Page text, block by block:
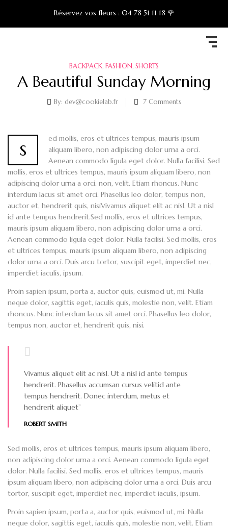
Réservez vos fleurs : 04 78 51 11 18 🌹
BACKPACK, FASHION, SHORTS
A Beautiful Sunday Morning
By: dev@cookielab.fr 7 Comments
s
ed mollis, eros et ultrices tempus, mauris ipsum
aliquam libero, non adipiscing dolor urna a orci.
Aenean commodo ligula eget dolor. Nulla facilisi. Sed
mollis, eros et ultrices tempus, mauris ipsum aliquam libero, non
adipiscing dolor urna a orci. non, velit. Etiam rhoncus. Nunc
interdum lacus sit amet orci. Phasellus leo dolor, tempus non,
auctor et, hendrerit quis, nisiVivamus aliquet elit ac nisl. Ut a nisl
id ante tempus hendrerit.Sed mollis, eros et ultrices tempus,
mauris ipsum aliquam libero, non adipiscing dolor urna a orci.
Aenean commodo ligula eget dolor. Nulla facilisi. Sed mollis, eros
et ultrices tempus, mauris ipsum aliquam libero, non adipiscing
dolor urna a orci. Duis arcu tortor, suscipit eget, imperdiet nec,
imperdiet iaculis, ipsum.
Proin sapien ipsum, porta a, auctor quis, euismod ut, mi. Nulla
neque dolor, sagittis eget, iaculis quis, molestie non, velit. Etiam
rhoncus. Nunc interdum lacus sit amet orci. Phasellus leo dolor,
tempus non, auctor et, hendrerit quis, nisi.
Vivamus aliquet elit ac nisl. Ut a nisl id ante tempus
hendrerit. Phasellus accumsan cursus velitid ante
tempus hendrerit. Donec interdum, metus et
hendrerit aliquet”
ROBERT SMITH
Sed mollis, eros et ultrices tempus, mauris ipsum aliquam libero,
non adipiscing dolor urna a orci. Aenean commodo ligula eget
dolor. Nulla facilisi. Sed mollis, eros et ultrices tempus, mauris
ipsum aliquam libero, non adipiscing dolor urna a orci. Duis arcu
tortor, suscipit eget, imperdiet nec, imperdiet iaculis, ipsum.
Proin sapien ipsum, porta a, auctor quis, euismod ut, mi. Nulla
neque dolor, sagittis eget, iaculis quis, molestie non, velit. Etiam